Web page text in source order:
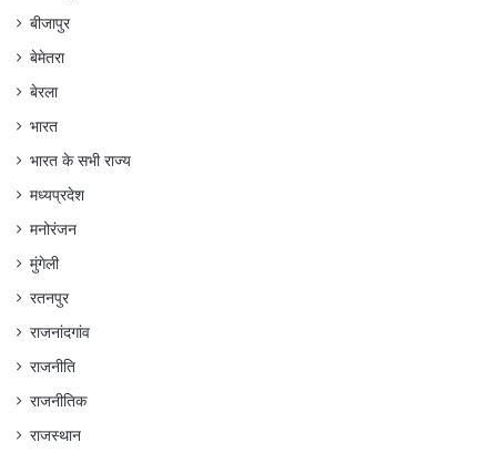
बीजापुर
बेमेतरा
बेरला
भारत
भारत के सभी राज्य
मध्यप्रदेश
मनोरंजन
मुंगेली
रतनपुर
राजनांदगांव
राजनीति
राजनीतिक
राजस्थान